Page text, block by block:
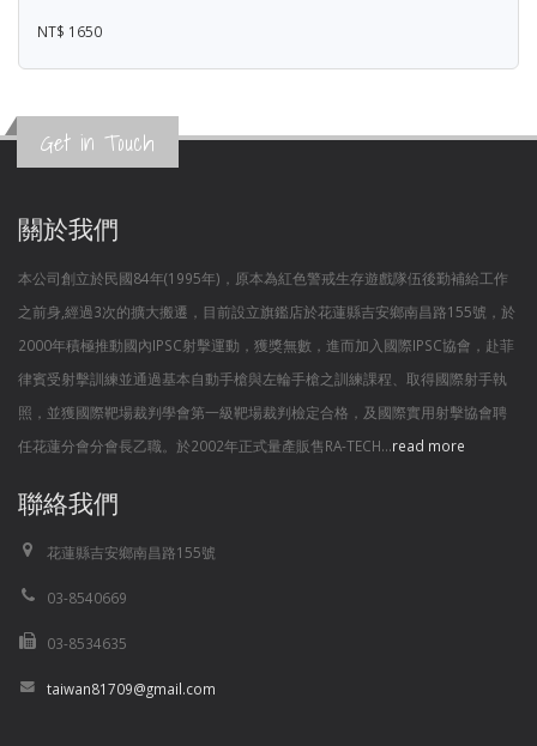
NT$ 1650
Get in Touch
關於我們
本公司創立於民國84年(1995年)，原本為紅色警戒生存遊戲隊伍後勤補給工作
之前身,經過3次的擴大搬遷，目前設立旗鑑店於花蓮縣吉安鄉南昌路155號，於
2000年積極推動國內IPSC射擊運動，獲獎無數，進而加入國際IPSC協會，赴菲
律賓受射擊訓練並通過基本自動手槍與左輪手槍之訓練課程、取得國際射手執
照，並獲國際靶場裁判學會第一級靶場裁判檢定合格，及國際實用射擊協會聘
任花蓮分會分會長乙職。於2002年正式量產販售RA-TECH...read more
聯絡我們
花蓮縣吉安鄉南昌路155號
03-8540669
03-8534635
taiwan81709@gmail.com